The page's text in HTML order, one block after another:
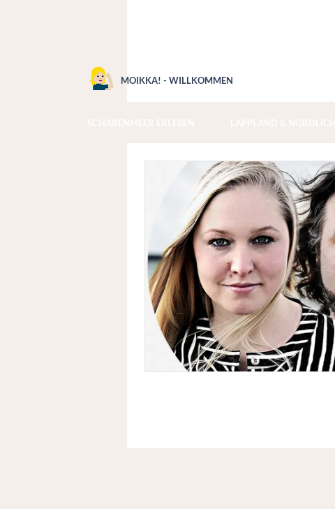
MOIKKA! - WILLKOMMEN